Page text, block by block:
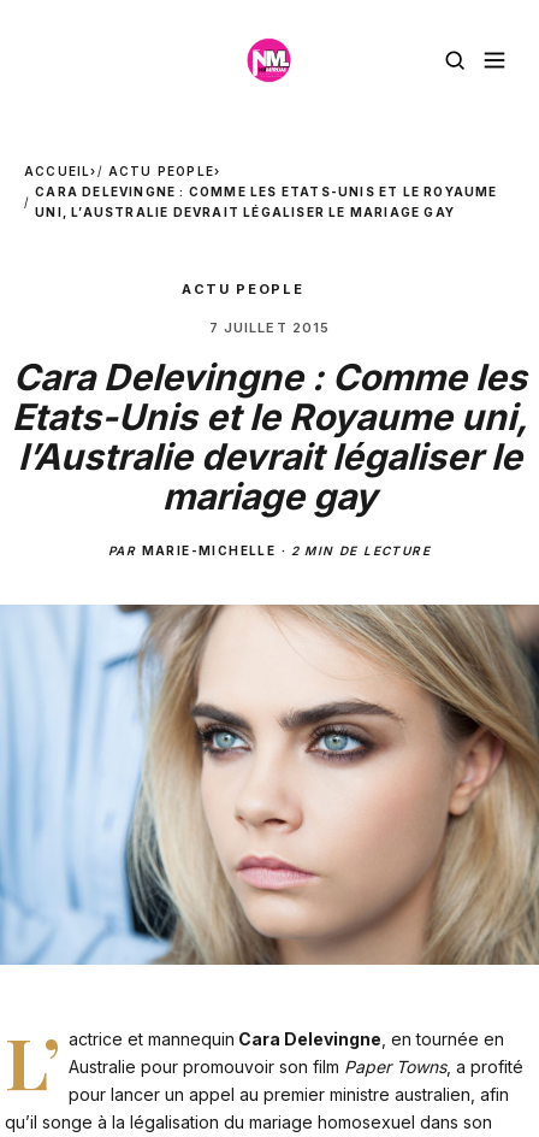
ACCUEIL› ACTU PEOPLE›
CARA DELEVINGNE : COMME LES ETATS-UNIS ET LE ROYAUME
UNI, L’AUSTRALIE DEVRAIT LÉGALISER LE MARIAGE GAY
ACTU PEOPLE
7 JUILLET 2015
Cara Delevingne : Comme les
Etats-Unis et le Royaume uni,
l’Australie devrait légaliser le
mariage gay
PAR MARIE-MICHELLE · 2 MIN DE LECTURE
L’ actrice et mannequin Cara Delevingne , en tournée en
Australie pour promouvoir son film Paper Towns, a profité
pour lancer un appel au premier ministre australien, afin
qu’il songe à la légalisation du mariage homosexuel dans son